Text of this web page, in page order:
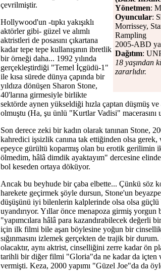
Yönetmen:
Oyuncular:
Morrissey,
Rampling
2005-ABD
Dağıtım:
18 yaşından
zararlıdır.
çevrilmiştir.
Hollywood'un -tıpkı yakışıklı
aktörler gibi- güzel ve alımlı
aktristleri de posasını çıkartana
kadar tepe tepe kullanışının ibretlik
bir örneği daha... 1992 yılında
gerçekleştirdiği "Temel İçgüdü-1"
ile kısa sürede dünya çapında bir
yıldıza dönüşen Sharon Stone,
40'larına girmesiyle birlikte
sektörde aynen yükseldiği hızla çaptan düşmüş
olmuştu (Ha, şu ünlü "Kurtlar Vadisi" macerasını
Son derece zeki bir kadın olarak tanınan Stone,
kahredici işsizlik canına tak ettiğinden olsa
epeyce gürültü koparmış olan bu erotik gerilimin
ölmedim, hâlâ dimdik ayaktayım" dercesine
bol keseden ortaya döküyor.
Ancak bu beyhude bir çaba elbette... Çünkü söz
harekete geçirmek şöyle dursun, Stone'un
düşüşünü iyi bilenlerin kalplerinde olsa olsa güçlü
uyandırıyor. Yıllar önce menapoza girmiş
"yapımcılara hâlâ para kazandırabilecek değerli
için ilk filmi bile aşan böylesine yoğun bir
sığınmasını izlemek gerçekten de trajik bir
olacaktır, aynı aktrist, cinselliğini zerre kadar ön
tarihli bir diğer filmi "Gloria"da ne kadar da içten
vermişti. Keza, 2000 yapımı "Güzel Joe"da da